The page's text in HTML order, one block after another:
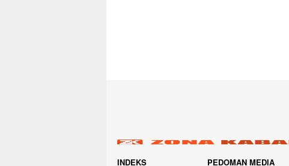
INDEKS PEDOMAN MEDIA